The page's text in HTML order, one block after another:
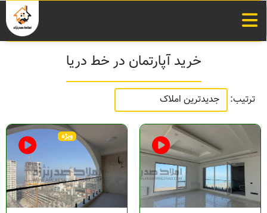
خرید آپارتمان در خط دریا
ترتیب:
ویژه